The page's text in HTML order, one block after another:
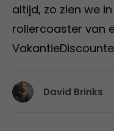
altijd, zo zien we
rollercoaster van
David Brinks